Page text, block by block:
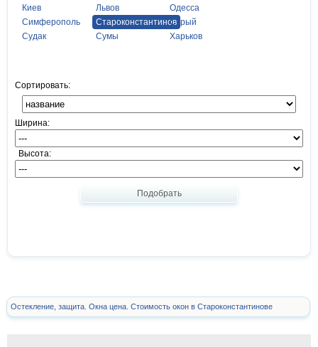
Киев
Львов
Одесса
Симферополь
СтароконстантиновСтрый
Судак
Сумы Харьков
Сортировать:
Ширина:
Высота:
Подобрать
Остекление, защита. Окна цена. Стоимость окон в Староконстантинове